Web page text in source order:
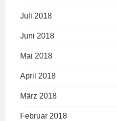
Juli 2018
Juni 2018
Mai 2018
April 2018
März 2018
Februar 2018